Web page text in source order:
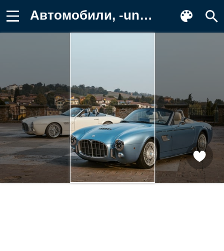
Автомобили, -unsort, ares Заставка на телефон